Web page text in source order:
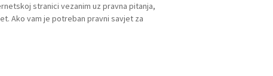
stranici vezanim uz pravna pitanja,
Ako vam je potreban pravni savjet za